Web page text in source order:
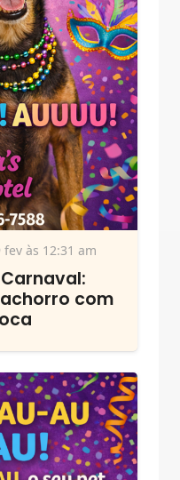
fev às 12:31 am
com